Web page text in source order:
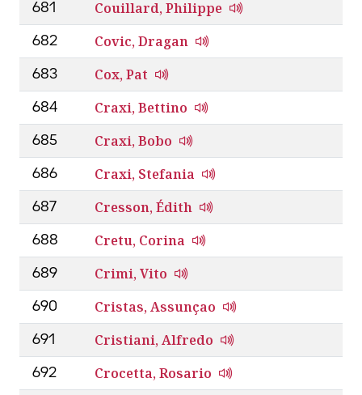
681 Couillard, Philippe
682 Covic, Dragan
683 Cox, Pat
684 Craxi, Bettino
685 Craxi, Bobo
686 Craxi, Stefania
687 Cresson, Édith
688 Cretu, Corina
689 Crimi, Vito
690 Cristas, Assunçao
691 Cristiani, Alfredo
692 Crocetta, Rosario